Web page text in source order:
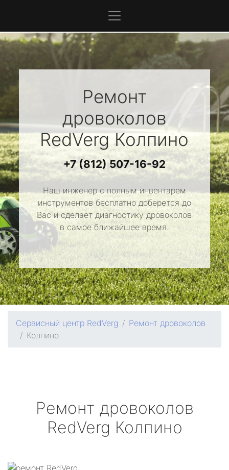
Ремонт
дровоколов
RedVergКолпино
+7 (812) 507-16-92
Наш инженер с полным инвентарем
инструментов бесплатно доберется до
Вас и сделает диагностику дровоколов
в самое ближайшее время.
Сервисный центр RedVerg
Ремонт дровоколов
Колпино
Ремонт дровоколов
RedVerg Колпино